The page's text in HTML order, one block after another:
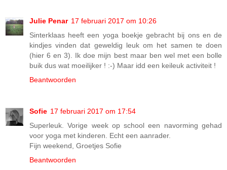
Julie Penar 17 februari 2017 om 10:26
Sinterklaas heeft een yoga boekje gebracht bij ons en de
kindjes vinden dat geweldig leuk om het samen te doen
(hier 6 en 3). Ik doe mijn best maar ben wel met een bolle
buik dus wat moeilijker ! :-) Maar idd een keileuk activiteit !
Beantwoorden
Sofie 17 februari 2017 om 17:54
Superleuk. Vorige week op school een navorming gehad
voor yoga met kinderen. Echt een aanrader.
Fijn weekend, Groetjes Sofie
Beantwoorden